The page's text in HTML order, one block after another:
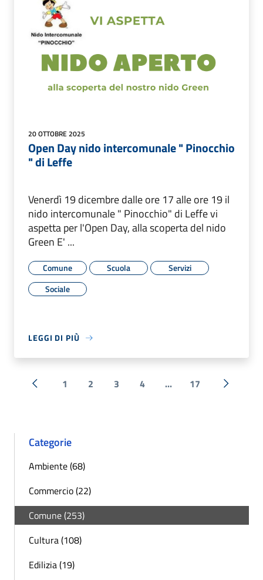
20 OTTOBRE 2025
Open Day nido intercomunale " Pinocchio
" di Leffe
Venerdì 19 dicembre dalle ore 17 alle ore 19 il
nido intercomunale " Pinocchio" di Leffe vi
aspetta per l'Open Day, alla scoperta del nido
Green E' ...
Comune Scuola
Servizi
Sociale
LEGGI DI PIÙ
« Precedente
1 2 3 4 ... 17
Categorie
Ambiente (68)
Commercio (22)
Comune (253)
Cultura (108)
Edilizia (19)